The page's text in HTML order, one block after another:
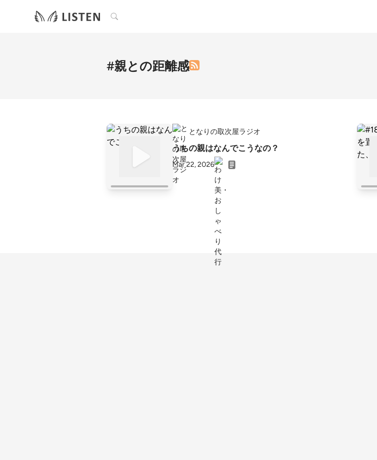
検索
#親との距離感
となりの取次屋ラジオ
うちの親はなんでこうなの？
Mar 22, 2026